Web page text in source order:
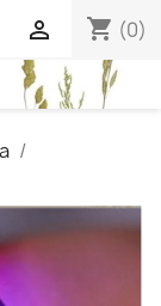
shopping_cart (0)
